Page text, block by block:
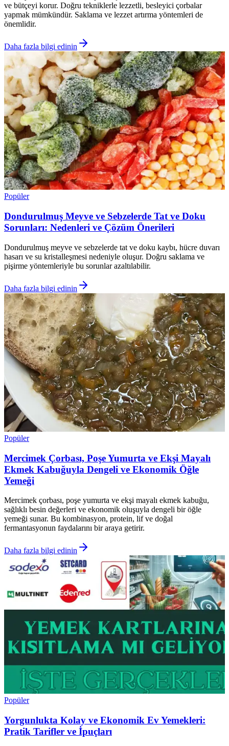
ve bütçeyi korur. Doğru tekniklerle lezzetli, besleyici çorbalar
yapmak mümkündür. Saklama ve lezzet artırma yöntemleri de
önemlidir.
Daha fazla bilgi edinin
Popüler
Dondurulmuş Meyve ve Sebzelerde Tat ve Doku
Sorunları: Nedenleri ve Çözüm Önerileri
Dondurulmuş meyve ve sebzelerde tat ve doku kaybı, hücre duvarı
hasarı ve su kristalleşmesi nedeniyle oluşur. Doğru saklama ve
pişirme yöntemleriyle bu sorunlar azaltılabilir.
Daha fazla bilgi edinin
Popüler
Mercimek Çorbası, Poşe Yumurta ve Ekşi Mayalı
Ekmek Kabuğuyla Dengeli ve Ekonomik Öğle
Yemeği
Mercimek çorbası, poşe yumurta ve ekşi mayalı ekmek kabuğu,
sağlıklı besin değerleri ve ekonomik oluşuyla dengeli bir öğle
yemeği sunar. Bu kombinasyon, protein, lif ve doğal
fermantasyonun faydalarını bir araya getirir.
Daha fazla bilgi edinin
Popüler
Yorgunlukta Kolay ve Ekonomik Ev Yemekleri:
Pratik Tarifler ve İpuçları